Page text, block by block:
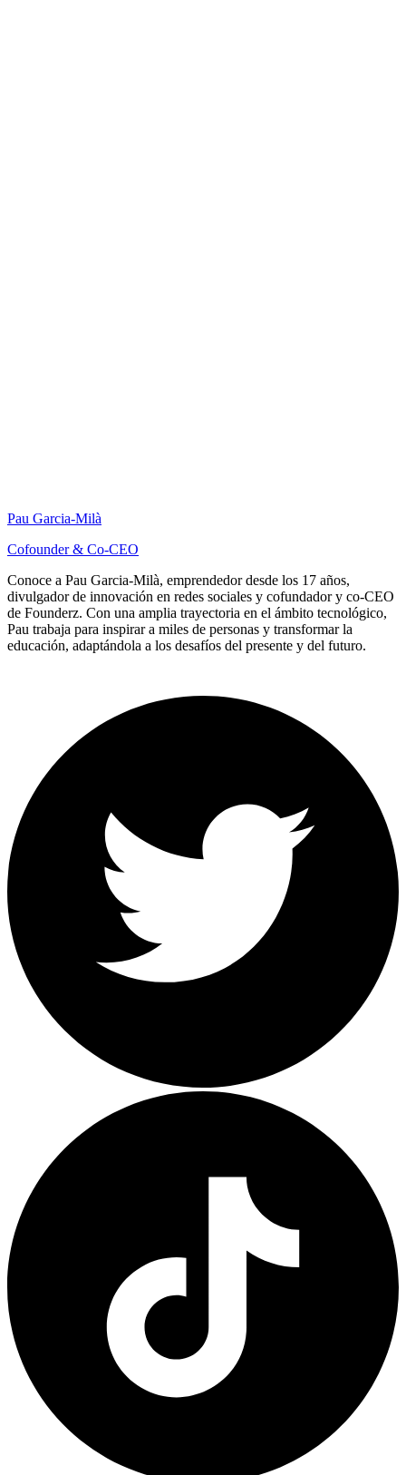
Pau Garcia-Milà
Cofounder & Co-CEO
Conoce a Pau Garcia-Milà, emprendedor desde los 17 años,
divulgador de innovación en redes sociales y cofundador y co-CEO
de Founderz. Con una amplia trayectoria en el ámbito tecnológico,
Pau trabaja para inspirar a miles de personas y transformar la
educación, adaptándola a los desafíos del presente y del futuro.